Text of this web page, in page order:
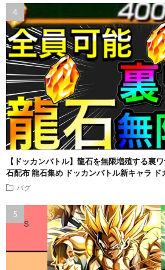
【ドッカンバトル】龍石を無限増殖する裏
石配布 龍石集め ドッカンバトル新キャラ ド
バグ